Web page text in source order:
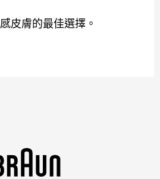
皮膚的最佳選擇。